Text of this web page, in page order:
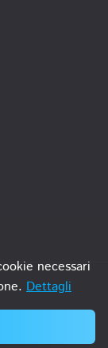
necessari
Dettagli